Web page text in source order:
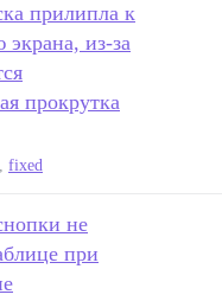
прилипла к
из-за
прокрутка
fixed
не
при